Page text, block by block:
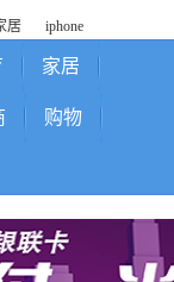
居 iphone
家居
购物